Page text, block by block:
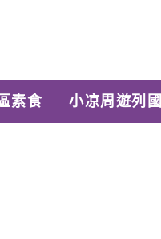
素食 小凉周遊列國